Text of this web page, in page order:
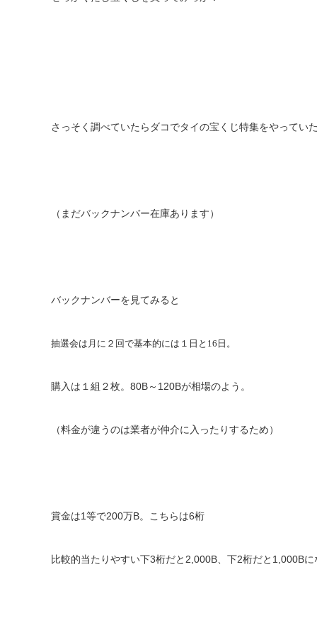
さっそく調べていたらダコでタイの宝くじ特集をやってい
（まだバックナンバー在庫あります）
バックナンバーを見てみると
抽選会は月に２回で基本的には１日と16日。
購入は１組２枚。80B～120Bが相場のよう。
（料金が違うのは業者が仲介に入ったりするため）
賞金は1等で200万B。こちらは6桁
比較的当たりやすい下3桁だと2,000B、下2桁だと1,000Bに